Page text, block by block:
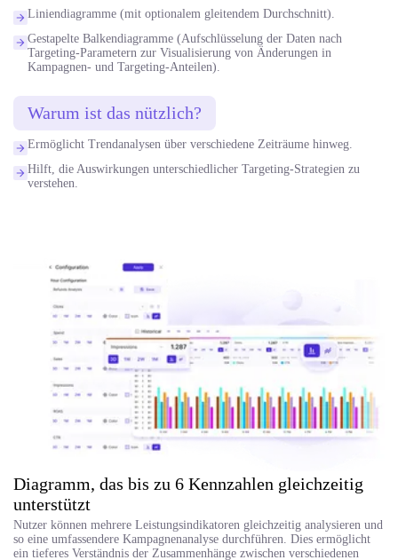
Liniendiagramme (mit optionalem gleitendem Durchschnitt).
Gestapelte Balkendiagramme (Aufschlüsselung der Daten nach
Targeting-Parametern zur Visualisierung von Änderungen in
Kampagnen- und Targeting-Anteilen).
Warum ist das nützlich?
Ermöglicht Trendanalysen über verschiedene Zeiträume hinweg.
Hilft, die Auswirkungen unterschiedlicher Targeting-Strategien zu
verstehen.
Diagramm, das bis zu 6 Kennzahlen gleichzeitig
unterstützt
Nutzer können mehrere Leistungsindikatoren gleichzeitig analysieren und
so eine umfassendere Kampagnenanalyse durchführen. Dies ermöglicht
ein tieferes Verständnis der Zusammenhänge zwischen verschiedenen